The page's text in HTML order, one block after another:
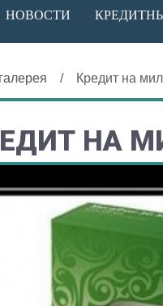
НОВОСТИ
/ Кредит на
НА